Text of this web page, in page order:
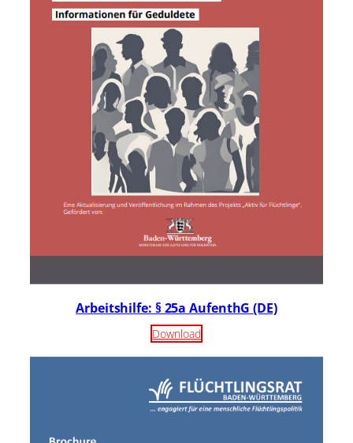
Arbeitshilfe: § 25a AufenthG (DE)
Download